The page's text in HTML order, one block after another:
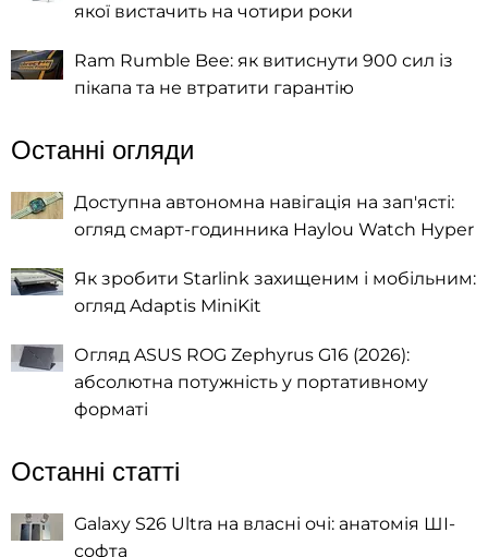
якої вистачить на чотири роки
Ram Rumble Bee: як витиснути 900 сил із
пікапа та не втратити гарантію
Останні огляди
Доступна автономна навігація на зап'ясті:
огляд смарт-годинника Haylou Watch Hyper
Як зробити Starlink захищеним і мобільним:
огляд Adaptis MiniKit
Огляд ASUS ROG Zephyrus G16 (2026):
абсолютна потужність у портативному
форматі
Останні статті
Galaxy S26 Ultra на власні очі: анатомія ШІ-
софта